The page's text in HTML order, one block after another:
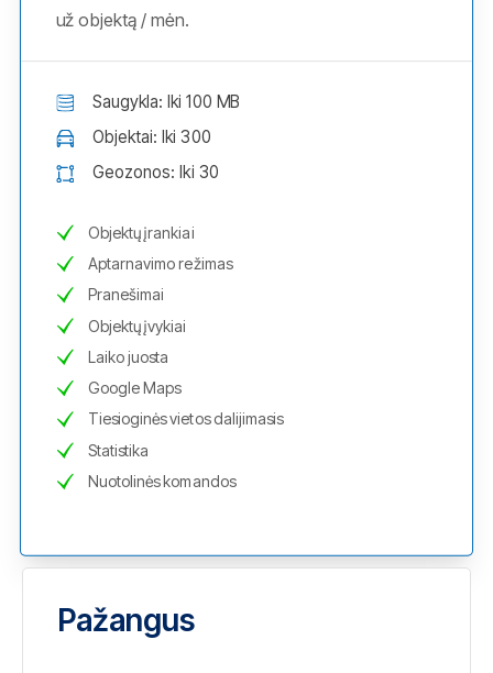
už objektą / mėn.
Saugykla: Iki 100 MB
Objektai: Iki 300
Geozonos: Iki 30
Objektų įrankiai
Aptarnavimo režimas
Pranešimai
Objektų įvykiai
Laiko juosta
Google Maps
Tiesioginės vietos dalijimasis
Statistika
Nuotolinės komandos
Pažangus